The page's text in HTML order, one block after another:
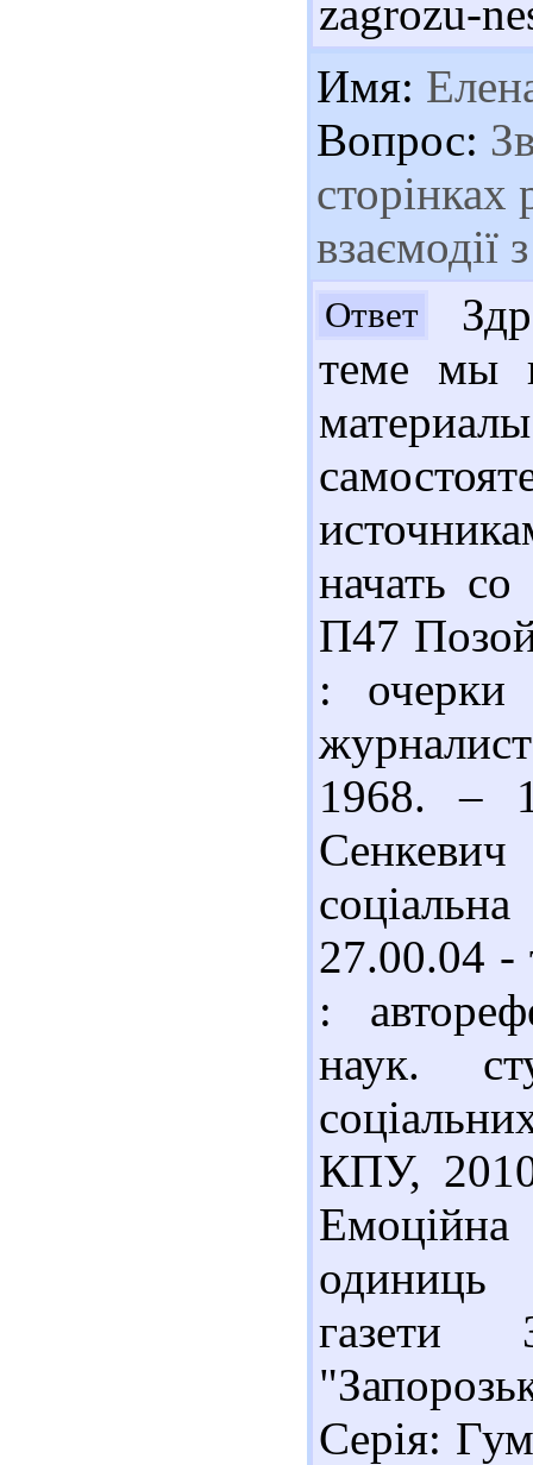
zagrozu-
Имя:
Вопрос:
сторінках
взаємодії
Ответ
теме мы
начать
П47
: очерки
1968. –
27.00.04 -
:
наук.
КПУ,
одиниць
газети
Серія: